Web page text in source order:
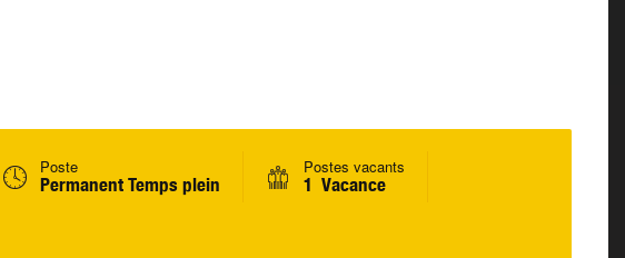
Poste
Permanent Temps plein
Postes vacants
1 Vacance